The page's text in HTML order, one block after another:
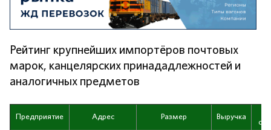
Рейтинг крупнейших импортёров почтовых
марок, канцелярских принададлежностей и
аналогичных предметов
Предприятие Адрес Размер Выручка